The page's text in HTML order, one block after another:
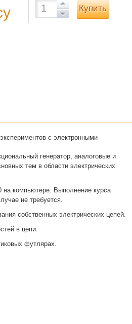
Купить
с электронными
генератор, аналоговые и
тем в области электрических
компьютере. Выполнение курса
не требуется.
собственных электрических цепей.
в цепи.
футлярах.